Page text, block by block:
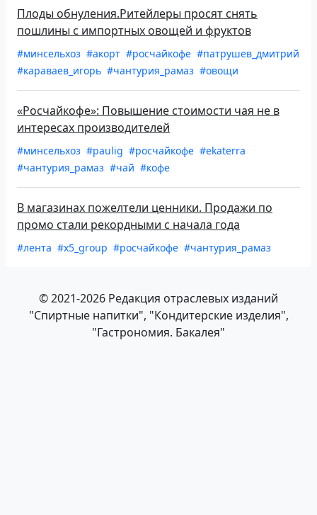
Плоды обнуления.Ритейлеры просят снять
пошлины с импортных овощей и фруктов
#минсельхоз #акорт #росчайкофе #патрушев_дмитрий
#караваев_игорь #чантурия_рамаз #овощи
«Росчайкофе»: Повышение стоимости чая не в
интересах производителей
#минсельхоз #paulig #росчайкофе #ekaterra
#чантурия_рамаз #чай #кофе
В магазинах пожелтели ценники. Продажи по
промо стали рекордными с начала года
#лента #x5_group #росчайкофе #чантурия_рамаз
© 2021-2026 Редакция отраслевых изданий
"Спиртные напитки", "Кондитерские изделия",
"Гастрономия. Бакалея"